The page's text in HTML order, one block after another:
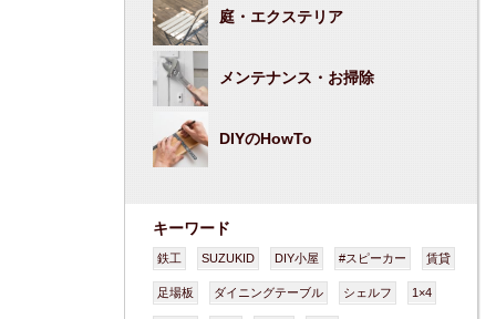
庭・エクステリア
メンテナンス・お掃除
DIYのHowTo
キーワード
鉄工 SUZUKID DIY小屋 #スピーカー 賃貸
足場板 ダイニングテーブル シェルフ 1×4